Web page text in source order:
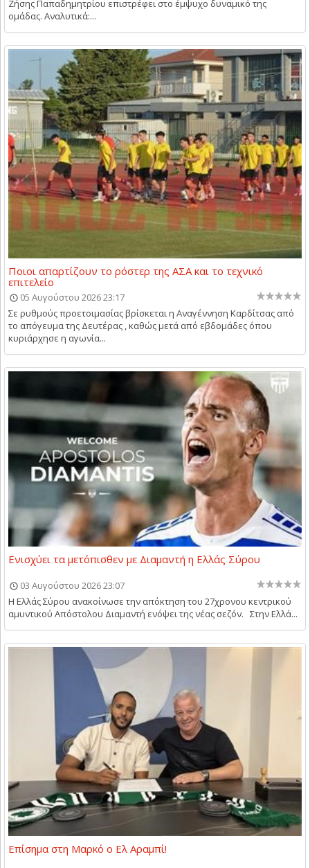
Ζήσης Παπαδημητρίου επιστρέφει στο έμψυχο δυναμικό της
ομάδας. Αναλυτικά:...
Ποιοι απαρτίζουν το ρόστερ της ΑΣΑ και το τεχνικό
επιτελείο
05 Αυγούστου 2026 23:17
Σε ρυθμούς προετοιμασίας βρίσκεται η Αναγέννηση Καρδίτσας από
το απόγευμα της Δευτέρας , καθώς μετά από εβδομάδες όπου
κυριάρχησε η αγωνία...
Ενισχύει τα μετόπισθεν με Διαμαντή η Ελλάς Σύρου
03 Αυγούστου 2026 23:07
Η Ελλάς Σύρου ανακοίνωσε την απόκτηση του 27χρονου κεντρικού
αμυντικού Απόστολου Διαμαντή ενόψει της νέας σεζόν. Στην Ελλά...
Επίσημα στη Μαρκό ο Ελ Αραμπί!